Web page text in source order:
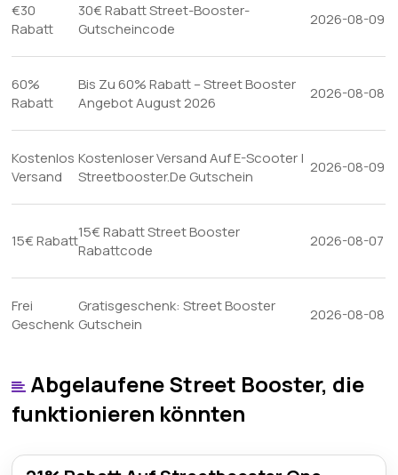
€30
Rabatt
30€ Rabatt Street-Booster-
Gutscheincode
2026-08-09
60%
Rabatt
Bis Zu 60% Rabatt – Street Booster
Angebot August 2026
2026-08-08
Kostenlos
Versand
Kostenloser Versand Auf E-Scooter |
Streetbooster.De Gutschein
2026-08-09
15€ Rabatt15€ Rabatt Street Booster
Rabattcode
2026-08-07
Frei
Geschenk
Gratisgeschenk: Street Booster
Gutschein
2026-08-08
Abgelaufene Street Booster, die
funktionieren könnten